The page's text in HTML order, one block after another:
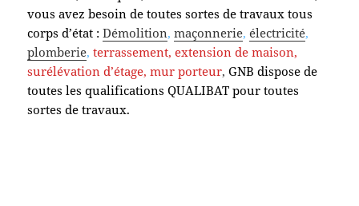
vous avez besoin de toutes sortes de travaux tous
corps d’état : Démolition,maçonnerie,électricité,
plomberie,terrassement, extension de maison,
surélévation d’étage, mur porteur,GNB dispose de
toutes les qualifications QUALIBAT pour toutes
sortes de travaux.